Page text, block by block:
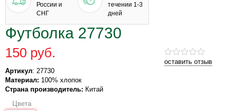
России и
СНГ
течении 1-3
дней
Футболка 27730
оставить отзыв
150 руб.
Артикул: 27730
Материал: 100% хлопок
Страна производитель: Китай
Цвета